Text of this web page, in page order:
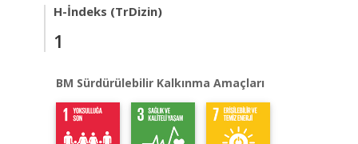
H-İndeks (TrDizin)
1
BM Sürdürülebilir Kalkınma Amaçları